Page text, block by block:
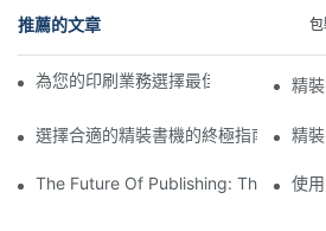
推薦的文章
為您的印刷業務選擇最佳精裝書印刷機
精
選擇合適的精裝書機的終極指南 精
The Future Of Publishing: The Rise
使